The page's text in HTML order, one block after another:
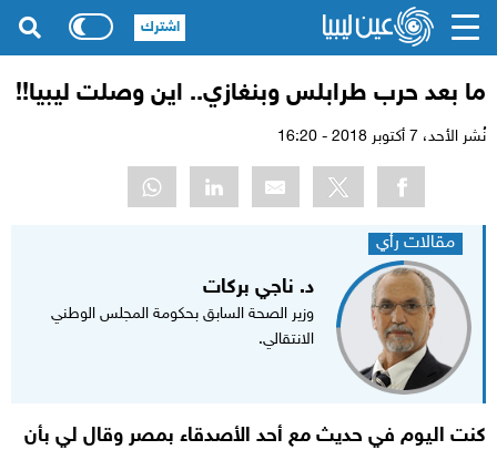
ما بعد حرب طرابلس وبنغازي.. اين وصلت ليبيا!!
نُشر الأحد،
مقالات رأي
د. ناجي بركات
وزير الصحة السابق بحكومة المجلس الوطني
الانتقالي.
كنت اليوم في حديث مع أحد الأصدقاء بمصر وقال لي بأن
اشترك